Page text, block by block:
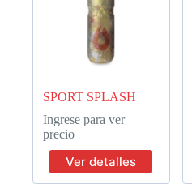
SPORT SPLASH
Ingrese para ver
precio
Ver detalles